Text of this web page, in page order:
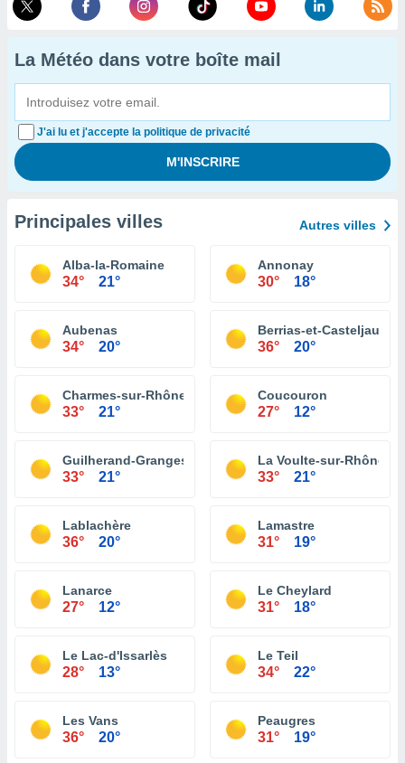
La Météo dans votre boîte mail
J'ai lu et j'accepte la politique de privacité
Principales villes Autres villes
Alba-la-Romaine
34° 21°
Annonay
30° 18°
Aubenas
34° 20°
Berrias-et-Casteljau
36° 20°
Charmes-sur-Rhône
33° 21°
Coucouron
27° 12°
Guilherand-Granges
33° 21°
La Voulte-sur-Rhône
33° 21°
Lablachère
36° 20°
Lamastre
31° 19°
Lanarce
27° 12°
Le Cheylard
31° 18°
Le Lac-d'Issarlès
28° 13°
Le Teil
34° 22°
Les Vans
36° 20°
Peaugres
31° 19°